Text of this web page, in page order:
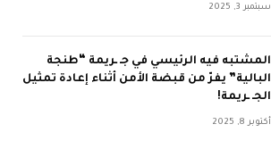
سبتمبر 3, 2025
المشتبه فيه الرئيسي في جـ ـريمة “طنجة
البالية” يفرّ من قبضة الأمن أثناء إعادة تمثيل
الجـ ـريمة!
أكتوبر 8, 2025